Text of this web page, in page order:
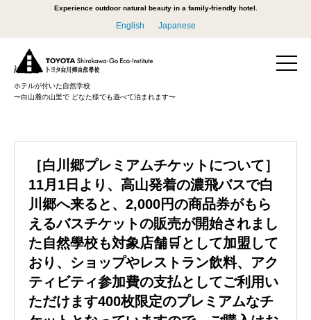
Experience outdoor natural beauty in a family-friendly hotel.
English Japanese
ホテルが付いた自然学校
〜白山麓の山里で どなた様でも遊べて泊まれます〜
［白川郷プレミアムチケットについて］
11月1日より、高山発着の濃飛バスで白
川郷へ来ると、2,000円の商品券がもら
えるバスチケットの販売が開始されまし
た自然學校も対象店舗🛒として加盟して
おり、ショップやレストラン飲料、アク
ティビティ参加費の支払としてご利用い
ただけます400枚限定のプレミアムなチ